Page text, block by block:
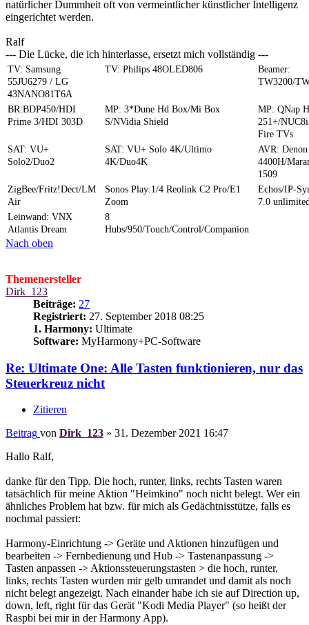
natürlicher Dummheit oft von vermeintlicher künstlicher Intelligenz
eingerichtet werden.
Ralf
--- Die Lücke, die ich hinterlasse, ersetzt mich vollständig ---
TV: Samsung
55JU6279 / LG
43NANO81T6A
TV: Philips 48OLED806
Beamer:
TW3200/
BR:BDP450/HDI
Prime 3/HDI 303D
MP: 3*Dune Hd Box/Mi Box
S/NVidia Shield
MP: QNap
251+/
Fire TVs
SAT: VU+
Solo2/Duo2
SAT: VU+ Solo 4K/Ultimo
4K/Duo4K
AVR: Denon
4400H/
1509
ZigBee/Fritz!Dect/LM
Air
Sonos Play:1/4 Reolink C2 Pro/E1
Zoom
Echos/IP-
7.0
Leinwand: VNX
Atlantis Dream
8
Hubs/950/Touch/Control/Companion
Nach oben
Themenersteller
Dirk_123
Beiträge: 27
Registriert: 27. September 2018 08:25
1. Harmony: Ultimate
Software: MyHarmony+PC-Software
Re: Ultimate One: Alle Tasten funktionieren, nur das
Steuerkreuz nicht
Zitieren
Beitrag von Dirk_123 » 31. Dezember 2021 16:47
Hallo Ralf,
danke für den Tipp. Die hoch, runter, links, rechts Tasten waren
tatsächlich für meine Aktion "Heimkino" noch nicht belegt. Wer ein
ähnliches Problem hat bzw. für mich als Gedächtnisstütze, falls es
nochmal passiert:
Harmony-Einrichtung -> Geräte und Aktionen hinzufügen und
bearbeiten -> Fernbedienung und Hub -> Tastenanpassung ->
Tasten anpassen -> Aktionssteuerungstasten > die hoch, runter,
links, rechts Tasten wurden mir gelb umrandet und damit als noch
nicht belegt angezeigt. Nach einander habe ich sie auf Direction up,
down, left, right für das Gerät "Kodi Media Player" (so heißt der
Raspbi bei mir in der Harmony App).